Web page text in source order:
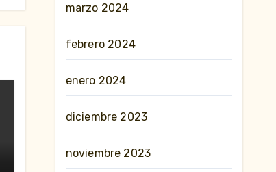
marzo 2024
febrero 2024
enero 2024
diciembre 2023
noviembre 2023